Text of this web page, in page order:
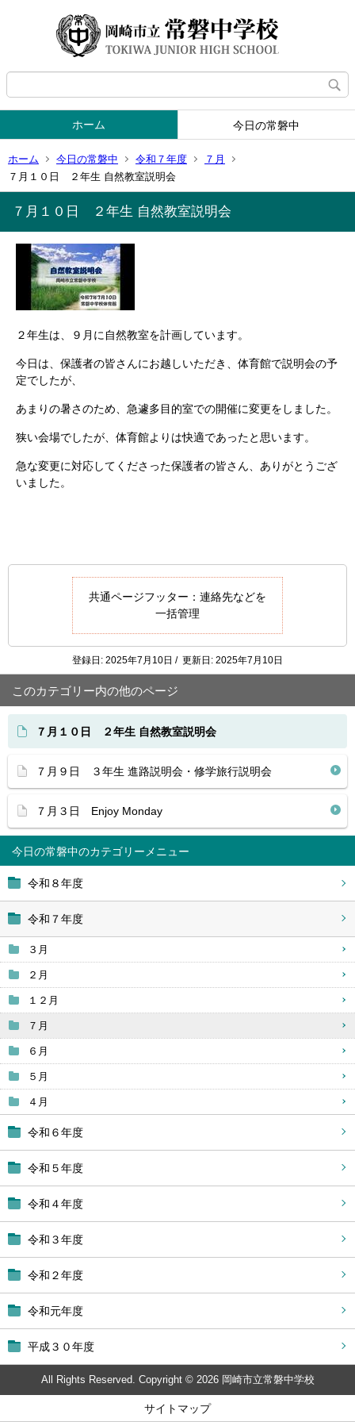
ホーム 今日の常磐中
ホーム 今日の常磐中 令和７年度
７月
７月１０日 ２年生 自然教室説明会
今日の常磐中
令和８年度
令和７年度
３月
２月
１２月
７月
６月
５月
４月
令和６年度
令和５年度
令和４年度
令和３年度
令和２年度
令和元年度
平成３０年度
７月１０日 ２年生 自然教室説明会
２年生は、９月に自然教室を計画しています。
今日は、保護者の皆さんにお越しいただき、体育館で説明会の予
定でしたが、
あまりの暑さのため、急遽多目的室での開催に変更をしました。
狭い会場でしたが、体育館よりは快適であったと思います。
急な変更に対応してくださった保護者の皆さん、ありがとうござ
いました。
共通ページフッター：連絡先などを
一括管理
登録日: 2025年7月10日 / 更新日: 2025年7月10日
このカテゴリー内の他のページ
７月１０日 ２年生 自然教室説明会
７月９日 ３年生 進路説明会・修学旅行説明会
７月３日 Enjoy Monday
All Rights Reserved. Copyright © 2026 岡崎市立常磐中学校
サイトマップ